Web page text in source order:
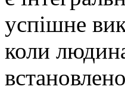
успішне
коли